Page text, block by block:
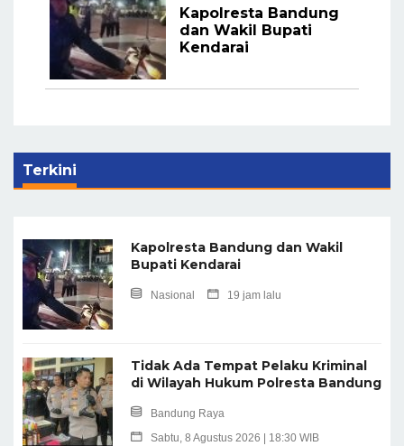
Kapolresta Bandung
dan Wakil Bupati
Kendarai
Terkini
Kapolresta Bandung dan Wakil
Bupati Kendarai
Nasional 19 jam lalu
Tidak Ada Tempat Pelaku Kriminal
di Wilayah Hukum Polresta Bandung
Bandung Raya
Sabtu, 8 Agustus 2026 | 18:30 WIB